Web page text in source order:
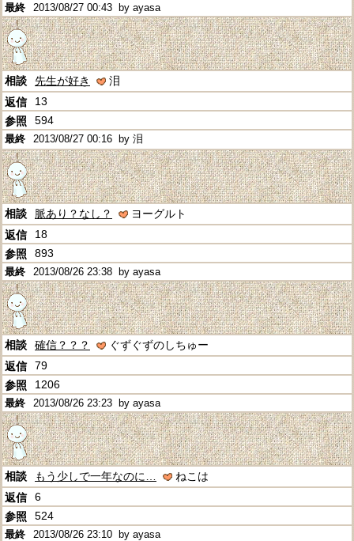
2013/08/27 00:43 by ayasa
先生が好き
泪
13
594
2013/08/27 00:16 by 泪
脈あり？なし？
ヨーグルト
18
893
2013/08/26 23:38 by ayasa
確信？？？
ぐずぐずのしちゅー
79
1206
2013/08/26 23:23 by ayasa
もう少しで一年なのに…
ねこは
6
524
2013/08/26 23:10 by ayasa